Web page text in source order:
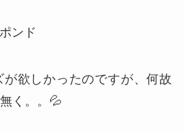
ンド
欲しかったのですが、何故
く。。💦